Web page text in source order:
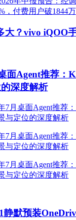
大？vivo iQOO
面Agent推荐：
深度解析
静默预装